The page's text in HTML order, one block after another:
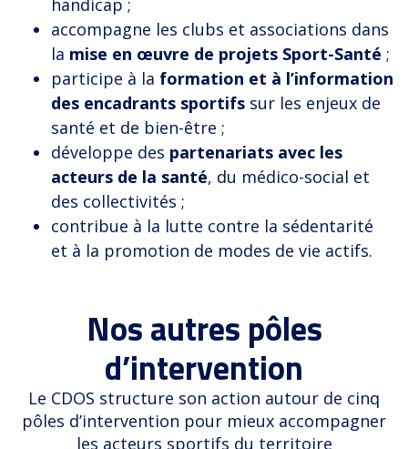
handicap ;
accompagne les clubs et associations dans
la mise en œuvre de projets Sport-Santé ;
participe à la formation et à l’information
des encadrants sportifs sur les enjeux de
santé et de bien-être ;
développe des partenariats avec les
acteurs de la santé, du médico-social et
des collectivités ;
contribue à la lutte contre la sédentarité
et à la promotion de modes de vie actifs.
Nos autres pôles
d’intervention
Le CDOS structure son action autour de cinq
pôles d’intervention pour mieux accompagner
les acteurs sportifs du territoire
adapté
&
Féminisation
&
Éducation
&
Politiques
publiques
haut-
niveau